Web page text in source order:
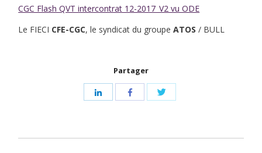
CGC Flash QVT intercontrat 12-2017_V2 vu ODE
Le FIECI CFE-CGC, le syndicat du groupeATOS / BULL
Partager
Share
Share